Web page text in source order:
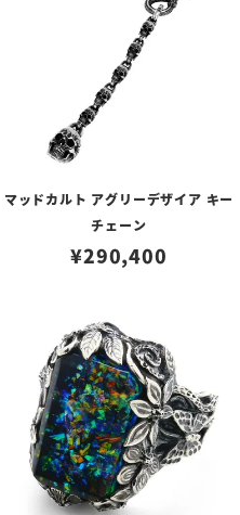
マッドカルト アグリーデザイア キー
チェーン
¥290,400